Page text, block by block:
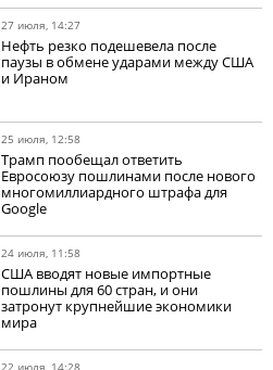
27 июля, 14:27
Нефть резко подешевела после
паузы в обмене ударами между США
и Ираном
25 июля, 12:58
Трамп пообещал ответить
Евросоюзу пошлинами после нового
многомиллиардного штрафа для
Google
24 июля, 11:58
США вводят новые импортные
пошлины для 60 стран, и они
затронут крупнейшие экономики
мира
22 июля, 14:28